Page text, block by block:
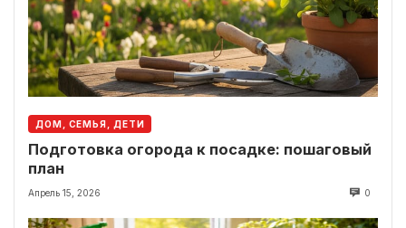
ДОМ, СЕМЬЯ, ДЕТИ
Подготовка огорода к посадке: пошаговый
план
Апрель 15, 2026 0